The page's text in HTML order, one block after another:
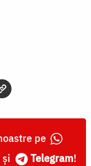
pe
și Telegram!